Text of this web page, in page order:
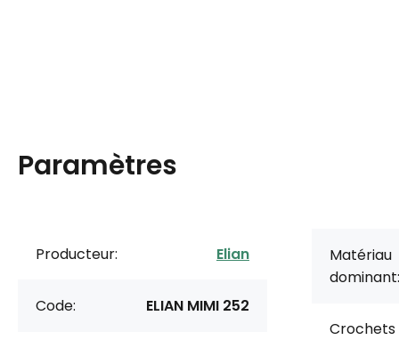
Paramètres
Producteur: Elian
Code: ELIAN MIMI 252
Matériau
dominant:
Crochets